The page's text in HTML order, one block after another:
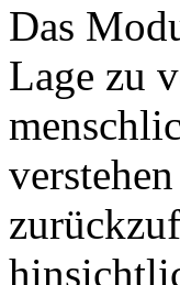
Das
Lage zu